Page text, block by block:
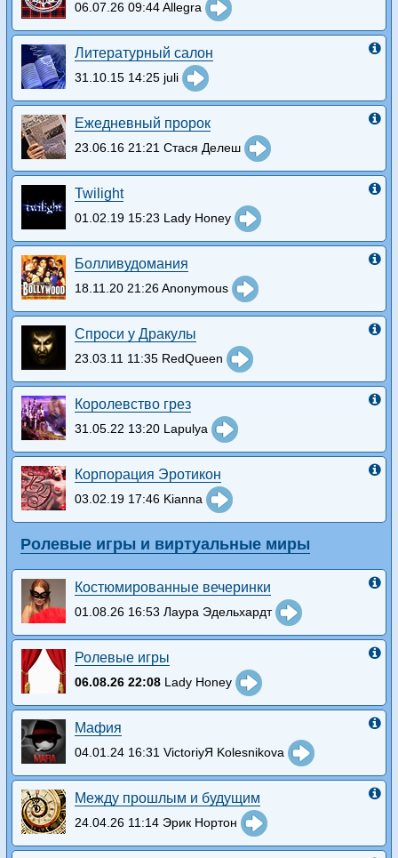
06.07.26 09:44 Allegra
Литературный салон
31.10.15 14:25 juli
Ежедневный пророк
23.06.16 21:21 Стася Делеш
Twilight
01.02.19 15:23 Lady Honey
Болливудомания
18.11.20 21:26 Anonymous
Спроси у Дракулы
23.03.11 11:35 RedQueen
Королевство грез
31.05.22 13:20 Lapulya
Корпорация Эротикон
03.02.19 17:46 Kianna
Ролевые игры и виртуальные миры
Костюмированные вечеринки
01.08.26 16:53 Лаура Эдельхардт
Ролевые игры
06.08.26 22:08 Lady Honey
Мафия
04.01.24 16:31 VictoriyЯ Kolesnikova
Между прошлым и будущим
24.04.26 11:14 Эрик Нортон